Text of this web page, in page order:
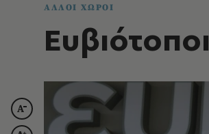
ΑΛΛΟΙ ΧΩΡΟΙ
Ευβιότοποι